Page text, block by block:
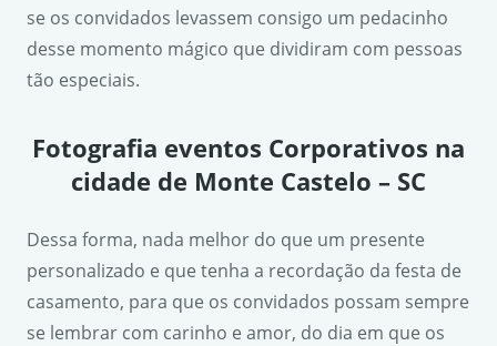
se os convidados levassem consigo um pedacinho
desse momento mágico que dividiram com pessoas
tão especiais.
Fotografia eventos Corporativos na
cidade de Monte Castelo – SC
Dessa forma, nada melhor do que um presente
personalizado e que tenha a recordação da festa de
casamento, para que os convidados possam sempre
se lembrar com carinho e amor, do dia em que os